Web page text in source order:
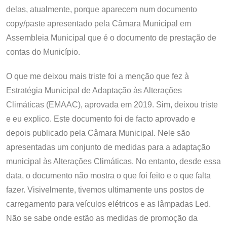
delas, atualmente, porque aparecem num documento
copy/paste apresentado pela Câmara Municipal em
Assembleia Municipal que é o documento de prestação de
contas do Município.
O que me deixou mais triste foi a menção que fez à
Estratégia Municipal de Adaptação às Alterações
Climáticas (EMAAC), aprovada em 2019. Sim, deixou triste
e eu explico. Este documento foi de facto aprovado e
depois publicado pela Câmara Municipal. Nele são
apresentadas um conjunto de medidas para a adaptação
municipal às Alterações Climáticas. No entanto, desde essa
data, o documento não mostra o que foi feito e o que falta
fazer. Visivelmente, tivemos ultimamente uns postos de
carregamento para veículos elétricos e as lâmpadas Led.
Não se sabe onde estão as medidas de promoção da